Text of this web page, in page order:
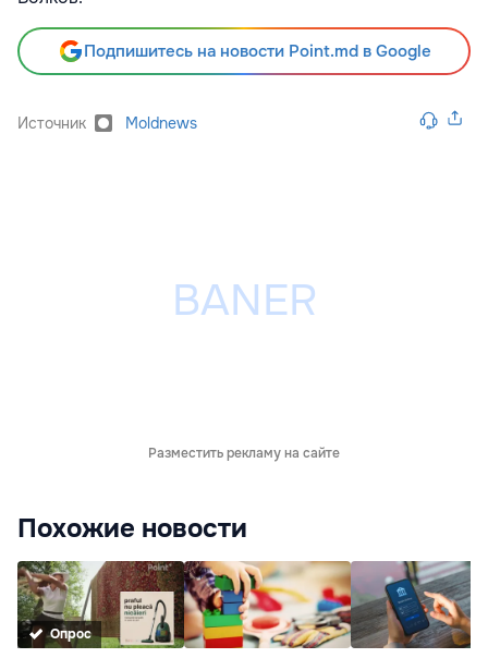
Подпишитесь на новости Point.md в Google
Источник Moldnews
Разместить рекламу на сайте
Похожие новости
Опрос